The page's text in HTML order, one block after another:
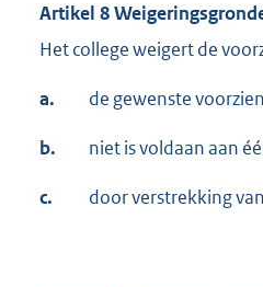
Artikel 8
Het college weigert de
a. de gewenste
b. niet is voldaan aan
c. door verstrekking